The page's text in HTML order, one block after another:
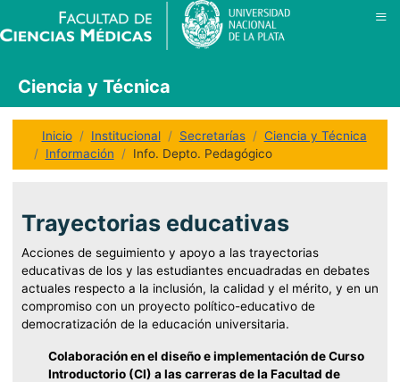
Inicio Institucional Secretarías
Ciencia y Técnica
Información
Info. Depto. Pedagógico
Trayectorias educativas
Acciones de seguimiento y apoyo a las trayectorias
educativas de los y las estudiantes encuadradas en debates
actuales respecto a la inclusión, la calidad y el mérito, y en un
compromiso con un proyecto político-educativo de
democratización de la educación universitaria.
Colaboración en el diseño e implementación de Curso
Introductorio (CI) a las carreras de la Facultad de
Ciencia y Técnica
≡